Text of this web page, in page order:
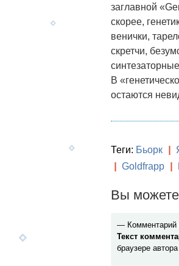
заглавной
скорее,
венички,
скретчи,
В
остаются
Теги: Бьорк
Goldfrapp
Вы можете
— Комментарий
Текст
браузере автора